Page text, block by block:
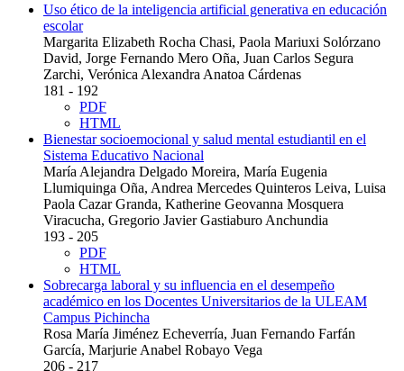
Uso ético de la inteligencia artificial generativa en educación
escolar
Margarita Elizabeth Rocha Chasi, Paola Mariuxi Solórzano
David, Jorge Fernando Mero Oña, Juan Carlos Segura
Zarchi, Verónica Alexandra Anatoa Cárdenas
181 - 192
PDF
HTML
Bienestar socioemocional y salud mental estudiantil en el
Sistema Educativo Nacional
María Alejandra Delgado Moreira, María Eugenia
Llumiquinga Oña, Andrea Mercedes Quinteros Leiva, Luisa
Paola Cazar Granda, Katherine Geovanna Mosquera
Viracucha, Gregorio Javier Gastiaburo Anchundia
193 - 205
PDF
HTML
Sobrecarga laboral y su influencia en el desempeño
académico en los Docentes Universitarios de la ULEAM
Campus Pichincha
Rosa María Jiménez Echeverría, Juan Fernando Farfán
García, Marjurie Anabel Robayo Vega
206 - 217